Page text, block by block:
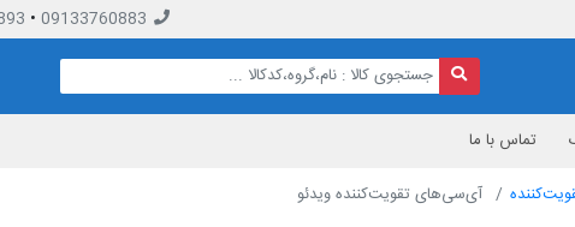
09133760883
•
تماس با ما
آی‌سی‌های تقویت‌کننده ویدئو